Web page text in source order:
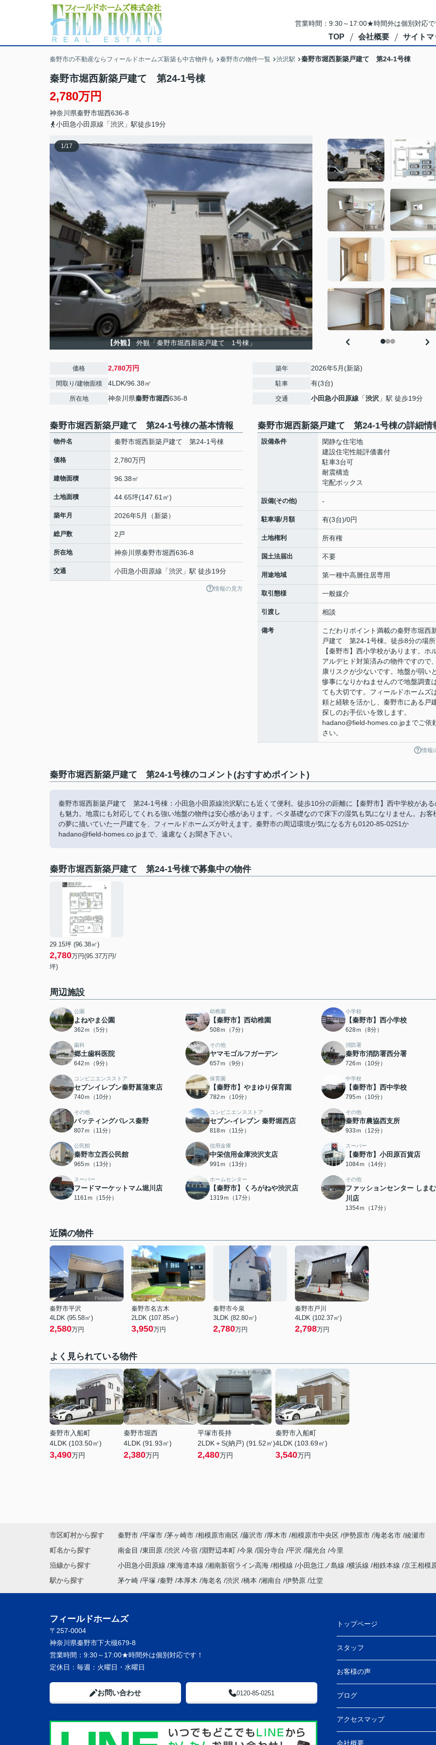
営業時間：9:30～17:00★時間外は個別対応
TOP 会社概要 サイトマ
秦野市の不動産ならフィールドホームズ新築も中古物件も 秦野市の物件一覧 渋沢駅 秦野市堀西新築戸建て 第24-1号棟
秦野市堀西新築戸建て 第24-1号棟
2,780万円
神奈川県秦野市堀西636-8
小田急小田原線「渋沢」駅徒歩19分
1/17
【外観】 外観「秦野市堀西新築戸建て 1号棟」
価格 2,780万円
間取り/建物面積 4LDK/96.38㎡
所在地 神奈川県秦野市堀西636-8
築年 2026年5月(新築)
駐車 有(3台)
交通 小田急小田原線 「渋沢 」駅 徒歩19分
秦野市堀西新築戸建て 第24-1号棟の基本情報
物件名 秦野市堀西新築戸建て 第24-1号棟
価格 2,780万円
建物面積 96.38㎡
土地面積 44.65坪(147.61㎡)
築年月 2026年5月（新築）
総戸数 2戸
所在地 神奈川県秦野市堀西636-8
交通 小田急小田原線 「渋沢 」駅 徒歩19分
情報の見方
秦野市堀西新築戸建て 第24-1号棟の詳細情
設備条件
閑静な住宅地
建設住宅性能評価書付
駐車3台可
耐震構造
宅配ボックス
設備(その他) -
駐車場/月額 有(3台)/0円
土地権利 所有権
国土法届出 不要
用途地域 第一種中高層住居専用
取引態様 一般媒介
引渡し 相談
備考
こだわりポイント満載の秦野市堀西
戸建て 第24-1号棟。徒歩8分の場
【秦野市】西小学校があります。ホ
アルデヒド対策済みの物件ですので
康リスクが少ないです。地盤が弱い
惨事になりかねませんので地盤調査
ても大切です。フィールドホームズ
頼と経験を活かし、秦野市にある戸
探しのお手伝いを致します。
hadano@field-homes.co.jpまでご依
さい。
情報
秦野市堀西新築戸建て 第24-1号棟のコメント(おすすめポイント)
秦野市堀西新築戸建て 第24-1号棟：小田急小田原線渋沢駅にも近くて便利。徒歩10分の距離に【秦野市】西中学校がある
も魅力。地震にも対応してくれる強い地盤の物件は安心感があります。ベタ基礎なので床下の湿気も気になりません。お客
の夢に描いていた一戸建てを、フィールドホームズが叶えます。秦野市の周辺環境が気になる方も0120-85-0251か
hadano@field-homes.co.jpまで、遠慮なくお聞き下さい。
秦野市堀西新築戸建て 第24-1号棟で募集中の物件
29.15坪 (96.38㎡)
2,780万円(95.37万円/
坪)
周辺施設
公園
よねやま公園
362ｍ（5分）
幼稚園
【秦野市】西幼稚園
508ｍ（7分）
小学校
【秦野市】西小学校
628ｍ（8分）
歯科
郷土歯科医院
642ｍ（9分）
その他
ヤマモゴルフガーデン
657ｍ（9分）
消防署
秦野市消防署西分署
726ｍ（10分）
コンビニエンスストア
セブンイレブン秦野菖蒲東店
740ｍ（10分）
保育園
【秦野市】やまゆり保育園
782ｍ（10分）
中学校
【秦野市】西中学校
795ｍ（10分）
その他
バッティングパレス秦野
807ｍ（11分）
コンビニエンスストア
セブン-イレブン 秦野堀西店
818ｍ（11分）
その他
秦野市農協西支所
933ｍ（12分）
公民館
秦野市立西公民館
965ｍ（13分）
信用金庫
中栄信用金庫渋沢支店
991ｍ（13分）
スーパー
【秦野市】小田原百貨店
1084ｍ（14分）
スーパー
フードマーケットマム堀川店
1161ｍ（15分）
ホームセンター
【秦野市】くろがねや渋沢店
1319ｍ（17分）
その他
ファッションセンター しま
川店
1354ｍ（17分）
近隣の物件
秦野市平沢
4LDK (95.58㎡)
2,580万円
秦野市名古木
2LDK (107.85㎡)
3,950万円
秦野市今泉
3LDK (82.80㎡)
2,780万円
秦野市戸川
4LDK (102.37㎡)
2,798万円
よく見られている物件
秦野市入船町
4LDK (103.50㎡)
3,490万円
秦野市堀西
4LDK (91.93㎡)
2,380万円
平塚市長持
2LDK＋S(納戸) (91.52㎡)
2,480万円
秦野市入船町
4LDK (103.69㎡)
3,540万円
市区町村から探す 秦野市 平塚市 茅ヶ崎市 相模原市南区 藤沢市 厚木市 相模原市中央区 伊勢原市 海老名市 綾瀬市
町名から探す
南金目 東田原 渋沢 今宿 淵野辺本町 今泉 国分寺台 平沢 陽光台 今里
沿線から探す
小田急小田原線 東海道本線 湘南新宿ライン高海 相模線 小田急江ノ島線 横浜線 相鉄本線 京王相模
駅から探す
茅ケ崎 平塚 秦野 本厚木 海老名 渋沢 橋本 湘南台 伊勢原 辻堂
フィールドホームズ
〒257-0004
神奈川県秦野市下大槻679-8
営業時間： 9:30～17:00★時間外は個別対応です！
定休日： 毎週：火曜日・水曜日
お問い合わせ 0120-85-0251
トップページ
スタッフ
お客様の声
ブログ
アクセスマップ
会社概要